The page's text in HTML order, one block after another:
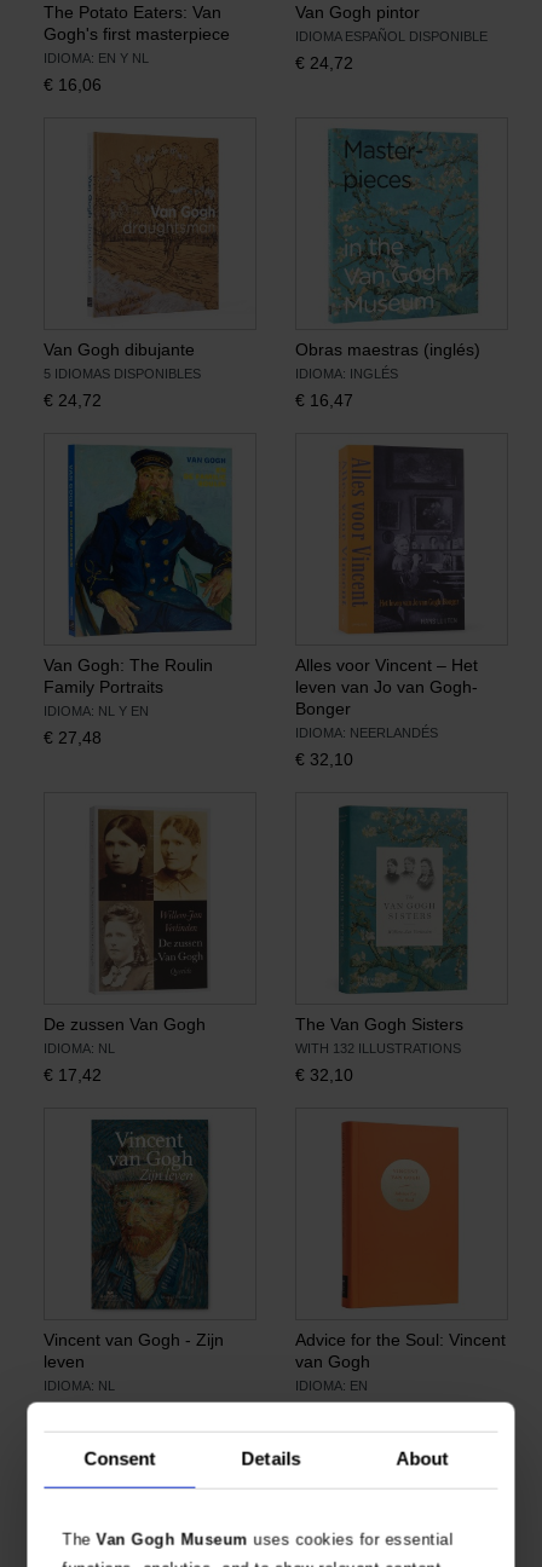
Consent Details About
TheVan Gogh Museum uses cookies for essential
The Potato Eaters: Van
Gogh's first masterpiece
IDIOMA: EN Y NL
€ 16,06
Van Gogh pintor
IDIOMA ESPAÑOL DISPONIBLE
€ 24,72
Van Gogh dibujante
5 IDIOMAS DISPONIBLES
€ 24,72
Obras maestras (inglés)
IDIOMA: INGLÉS
€ 16,47
Van Gogh: The Roulin
Family Portraits
IDIOMA: NL Y EN
€ 27,48
Alles voor Vincent – Het
leven van Jo van Gogh-
Bonger
IDIOMA: NEERLANDÉS
€ 32,10
De zussen Van Gogh
IDIOMA: NL
€ 17,42
The Van Gogh Sisters
WITH 132 ILLUSTRATIONS
€ 32,10
Vincent van Gogh - Zijn
leven
IDIOMA: NL
Advice for the Soul: Vincent
van Gogh
IDIOMA: EN